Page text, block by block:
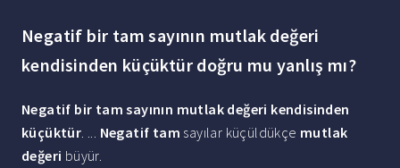
Negatif bir tam sayının mutlak değeri
kendisinden küçüktür doğru mu yanlış mı?
Negatif bir tam sayının mutlak değeri kendisinden
küçüktür. ... Negatif tam sayılar küçüldükçe mutlak
değeri büyür.